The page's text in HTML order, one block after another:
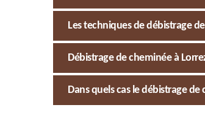
Les techniques de débistrage
Débistrage de cheminée à
Dans quels cas le débistrage de